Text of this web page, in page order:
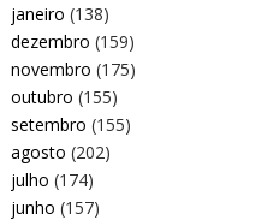
janeiro (138)
dezembro (159)
novembro (175)
outubro (155)
setembro (155)
agosto (202)
julho (174)
junho (157)